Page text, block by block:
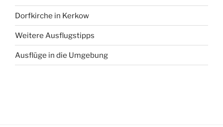
Dorfkirche in Kerkow
Weitere Ausflugstipps
Ausflüge in die Umgebung